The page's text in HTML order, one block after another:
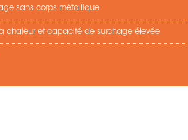
sans corps métallique
chaleur et capacité de surchage élevée